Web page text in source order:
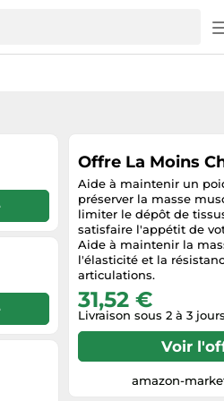
Offre La Moins
Aide à maintenir un
préserver la masse
limiter le dépôt de
satisfaire l'appétit de
Aide à maintenir la
l'élasticité et la
articulations.
31,52 €
Livraison sous 2 à 3
Voir
amazon-